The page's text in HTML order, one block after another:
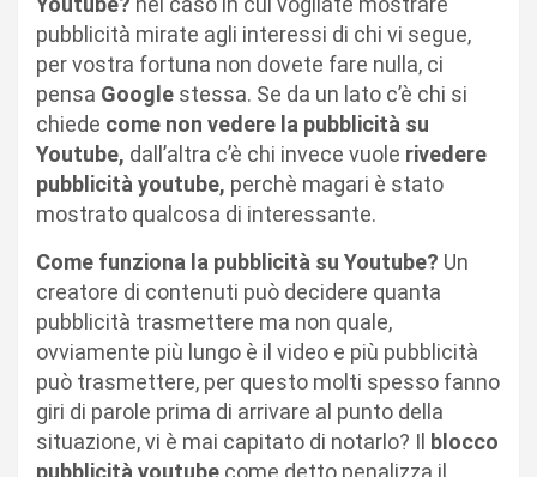
pubblicità mirate agli interessi di chi vi segue,
per vostra fortuna non dovete fare nulla, ci
pensa Google stessa. Se da un lato c’è chi si
chiede come non vedere la pubblicità su
Youtube, dall’altra c’è chi invece vuole rivedere
pubblicità youtube, perchè magari è stato
mostrato qualcosa di interessante.
Come funziona la pubblicità su Youtube? Un
creatore di contenuti può decidere quanta
pubblicità trasmettere ma non quale,
ovviamente più lungo è il video e più pubblicità
può trasmettere, per questo molti spesso fanno
giri di parole prima di arrivare al punto della
situazione, vi è mai capitato di notarlo? Il blocco
pubblicità youtube come detto penalizza il